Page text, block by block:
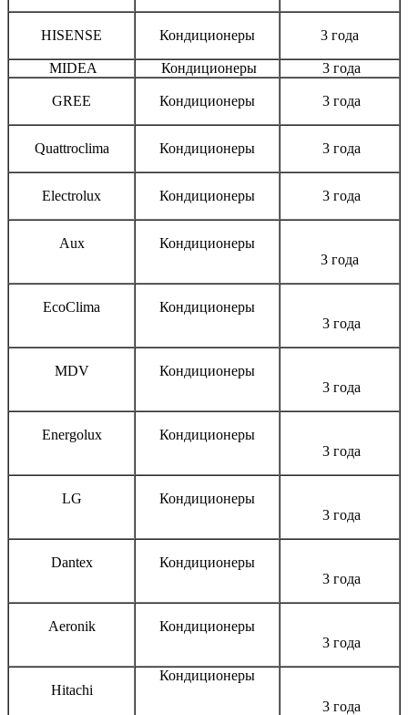
HISENSE Кондиционеры 3 года
MIDEA Кондиционеры 3 года
GREE Кондиционеры 3 года
Quattroclima Кондиционеры 3 года
Electrolux Кондиционеры 3 года
Aux
Кондиционеры
3 года
EcoClima
Кондиционеры
3 года
MDV
Кондиционеры
3 года
Energolux
Кондиционеры
3 года
LG
Кондиционеры
3 года
Dantex
Кондиционеры
3 года
Aeronik
Кондиционеры
3 года
Hitachi
Кондиционеры
3 года